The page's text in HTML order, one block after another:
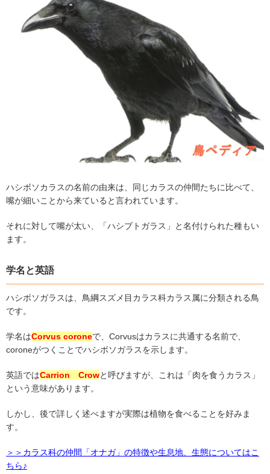
ハシボソカラスの名前の由来は、同じカラスの仲間たちに比べて、
嘴が細いことから来ていると言われています。
それに対して嘴が太い、「ハシブトガラス」と名付けられた種もい
ます。
学名と英語
ハシボソガラスは、鳥綱スズメ目カラス科カラス属に分類される鳥
です。
学名はCorvus coroneで、 Corvusはカラスに共通する名前で、
coroneがつくことでハシボソガラスを示します。
英語ではCarrion Crowと呼びますが、これは「肉を食うカラス」
という意味があります。
しかし、後で詳しく述べますが実際は植物を食べることを好みま
す。
＞＞カラス科の仲間「オナガ」の特徴や生息地、生態についてはこ
ちら♪